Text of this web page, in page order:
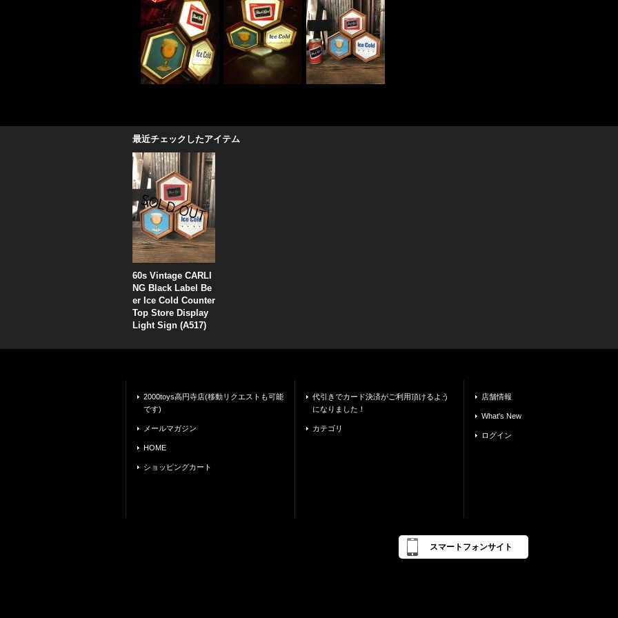
最近チェックしたアイテム
60s Vintage CARLI
NG Black Label Be
er Ice Cold Counter
Top Store Display
Light Sign (A517)
2000toys高円寺店(移動リクエストも可能
です)
メールマガジン
HOME
ショッピングカート
代引きでカード決済がご利用頂けるよう
になりました！
カテゴリ
店舗情報
What's New
ログイン
スマートフォンサイト